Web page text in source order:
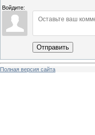
Войдите:
Отправить
Полная версия сайта